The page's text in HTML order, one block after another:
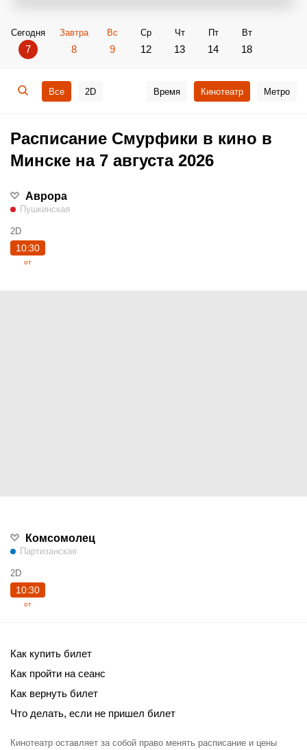
Сегодня
7
Завтра
8
Вс
9
Ср
12
Чт
13
Пт
14
Вт
18
Все 2D Время Кинотеатр Метро
Расписание Смурфики в кино в
Минске на 7 августа 2026
Аврора
Пушкинская
2D
10:30
от
Комсомолец
Партизанская
2D
10:30
от
Как купить билет
Как пройти на сеанс
Как вернуть билет
Что делать, если не пришел билет
Кинотеатр оставляет за собой право менять расписание и цены